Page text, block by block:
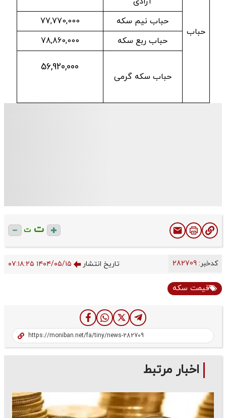
حباب
حباب نیم سکه
77,770,000
حباب ربع سکه
78,860,000
حباب سکه گرمی
56,920,000
ت ت
کدخبر: تاریخ انتشار ۱۴۰۴/۰۵/۱۵ ۰۷:۱۸:۲۵
قیمت سکه
اخبار مرتبط